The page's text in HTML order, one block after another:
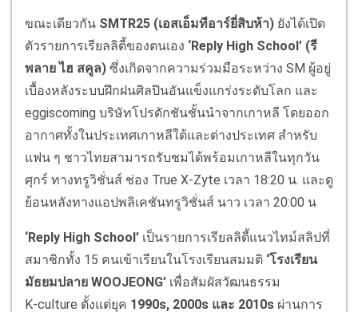
ขณะเดียวกัน SMTR25 (เอสเอ็มทีอาร์ยี่สิบห้า) ยังได้เปิด
ตัวรายการเรียลลิตี้ของตนเอง ‘Reply High School’ (รี
พลาย ไฮ สคูล) ซึ่งเกิดจากความร่วมมือระหว่าง SM ผู้อยู่
เบื้องหลังระบบฝึกฝนศิลปินอันแข็งแกร่งระดับโลก และ
eggiscoming บริษัทโปรดักชันชั้นนำจากเกาหลี โดยออก
อากาศทั้งในประเทศเกาหลีใต้และต่างประเทศ สำหรับ
แฟน ๆ ชาวไทยสามารถรับชมได้พร้อมเกาหลีในทุกวัน
ศุกร์ ทางทรูวิชั่นส์ ช่อง True X-Zyte เวลา 18:20 น. และดู
ย้อนหลังทางแอปพลิเคชันทรูวิชั่นส์ นาว เวลา 20:00 น
‘Reply High School’ เป็นรายการเรียลลิตี้แนวไทม์สลิปที่
สมาชิกทั้ง 15 คนเข้าเรียนในโรงเรียนสมมติ ‘โรงเรียน
มัธยมปลาย WOOJEONG’ เพื่อสัมผัสวัฒนธรรม
K-culture ตั้งแต่ยุค 1990s, 2000s และ 2010s ผ่านการ